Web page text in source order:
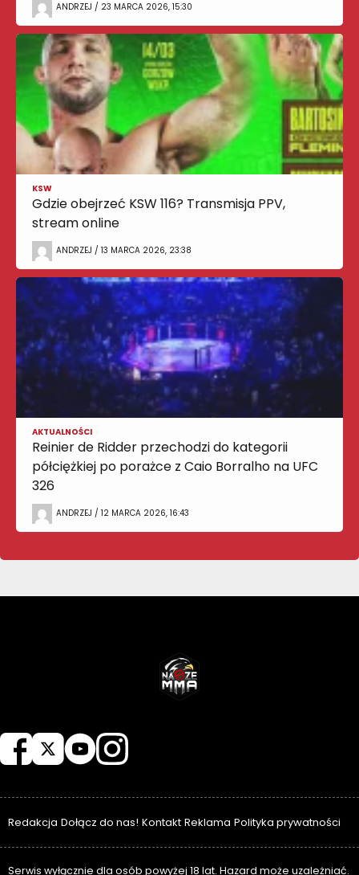
ANDRZEJ / 23 MARCA 2026, 15:30
KSW
Gdzie obejrzeć KSW 116? Transmisja PPV,
stream online
ANDRZEJ / 13 MARCA 2026, 23:38
AKTUALNOŚCI
Reinier de Ridder przechodzi do kategorii
półciężkiej po porażce z Caio Borralho na UFC
326
ANDRZEJ / 12 MARCA 2026, 16:43
Redakcja Dołącz do nas! Kontakt Reklama Polityka prywatności
Serwis wyłącznie dla osób powyżej 18 lat. Hazard może uzależniać.